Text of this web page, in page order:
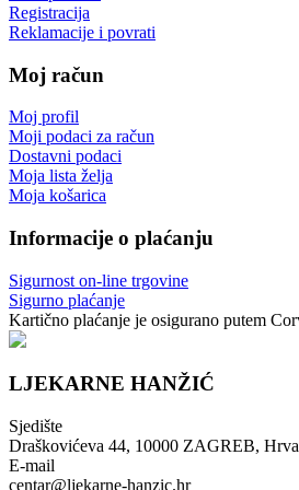
Registracija
Reklamacije i povrati
Moj račun
Moj profil
Moji podaci za račun
Dostavni podaci
Moja lista želja
Moja košarica
Informacije o plaćanju
Sigurnost on-line trgovine
Sigurno plaćanje
Kartično plaćanje je osigurano putem
LJEKARNE HANŽIĆ
Sjedište
Draškovićeva 44, 10000 ZAGREB,
E-mail
centar@ljekarne-hanzic.hr